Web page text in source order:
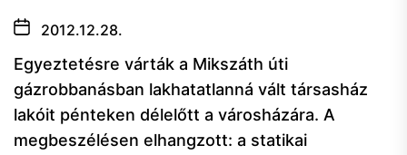
2012.12.28.
Egyeztetésre várták a Mikszáth úti
gázrobbanásban lakhatatlanná vált társasház
lakóit pénteken délelőtt a városházára. A
megbeszélésen elhangzott: a statikai